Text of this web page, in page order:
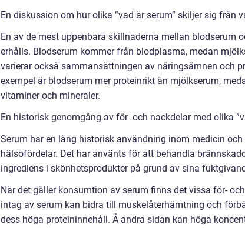
En diskussion om hur olika ”vad är serum” skiljer sig från
En av de mest uppenbara skillnaderna mellan blodserum
erhålls. Blodserum kommer från blodplasma, medan
varierar också sammansättningen av näringsämnen och
exempel är blodserum mer proteinrikt än mjölkserum,
vitaminer och mineraler.
En historisk genomgång av för- och nackdelar med olika
Serum har en lång historisk användning inom medicin
hälsofördelar. Det har använts för att behandla
ingrediens i skönhetsprodukter på grund av sina
När det gäller konsumtion av serum finns det vissa för-
intag av serum kan bidra till muskelåterhämtning och
dess höga proteininnehåll. Å andra sidan kan höga